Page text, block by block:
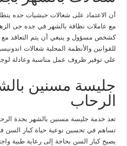
أن الاعتماد على شغالات حبشيات جده
مع عاملات نظافة بالشهر في جده حى
كشخص مسؤول و ينبغي أن يتم التعاقد
للقوانين والأنظمة المحلية شغالات
علي توفير ظروف عمل مناسبة وعادلة
جليسة مسنين
الرحاب
تعد خدمة جليسة مسنين بالشهر بجدة
تساهم في تحسين نوعية حياة كبار السن
يصبح كبار السن بحاجة إلى رعاية طبية